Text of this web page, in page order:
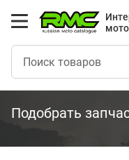
Подобрать